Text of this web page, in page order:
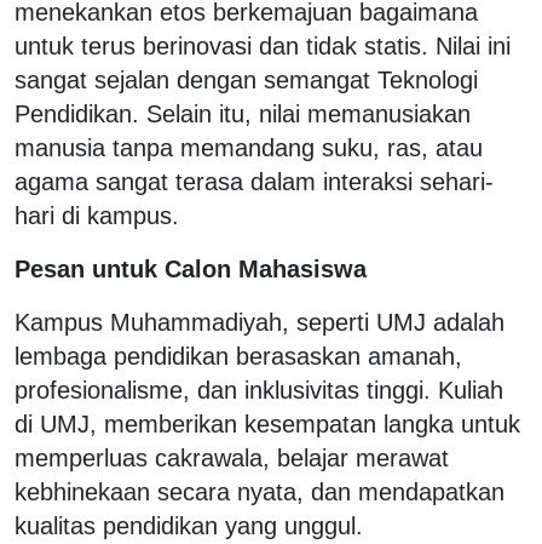
menekankan etos berkemajuan bagaimana
untuk terus berinovasi dan tidak statis. Nilai ini
sangat sejalan dengan semangat Teknologi
Pendidikan. Selain itu, nilai memanusiakan
manusia tanpa memandang suku, ras, atau
agama sangat terasa dalam interaksi sehari-
hari di kampus.
Pesan untuk Calon Mahasiswa
Kampus Muhammadiyah, seperti UMJ adalah
lembaga pendidikan berasaskan amanah,
profesionalisme, dan inklusivitas tinggi. Kuliah
di UMJ, memberikan kesempatan langka untuk
memperluas cakrawala, belajar merawat
kebhinekaan secara nyata, dan mendapatkan
kualitas pendidikan yang unggul.